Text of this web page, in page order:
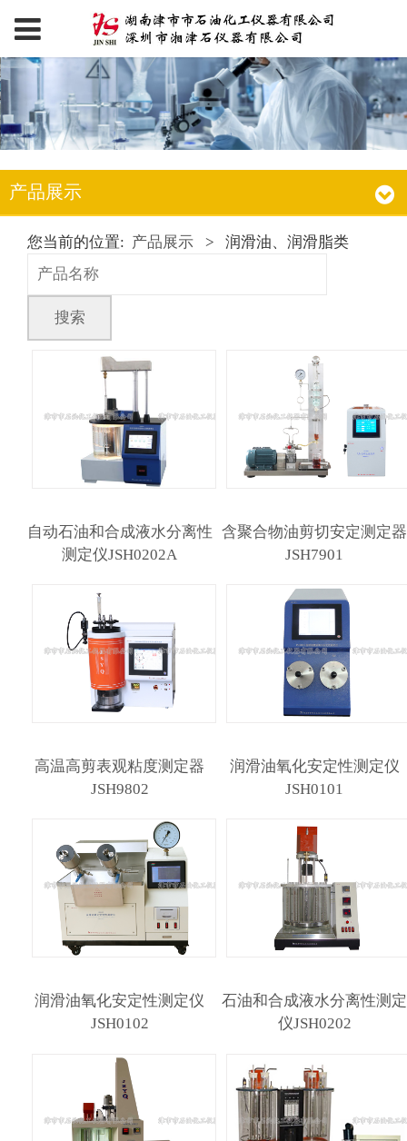
产品展示
您当前的位置: 产品展示 > 润滑油、润滑脂类
搜索
自动石油和合成液水分离性
测定仪JSH0202A
含聚合物油剪切安定测定器
JSH7901
高温高剪表观粘度测定器
JSH9802
润滑油氧化安定性测定仪
JSH0101
润滑油氧化安定性测定仪
JSH0102
石油和合成液水分离性测定
仪JSH0202